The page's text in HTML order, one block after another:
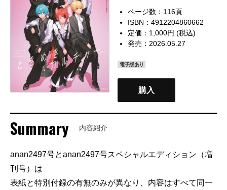
ページ数：116頁
ISBN：4912204860662
定価：1,000円 (税込)
発売：2026.05.27
電子版あり
購入
Summary 内容紹介
anan2497号とanan2497号スペシャルエディション（増
刊号）は
表紙と特別付録の有無のみが異なり、内容はすべて同一